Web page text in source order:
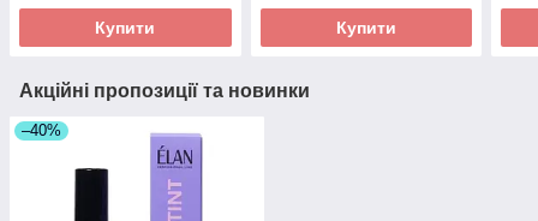
Купити Купити
Акційні пропозиції та новинки
–40%